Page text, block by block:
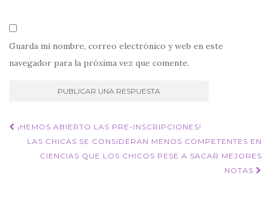
Guarda mi nombre, correo electrónico y web en este
navegador para la próxima vez que comente.
Navegación
de
entradas
¡HEMOS ABIERTO LAS PRE-INSCRIPCIONES!
LAS CHICAS SE CONSIDERAN MENOS COMPETENTES EN
CIENCIAS QUE LOS CHICOS PESE A SACAR MEJORES
NOTAS